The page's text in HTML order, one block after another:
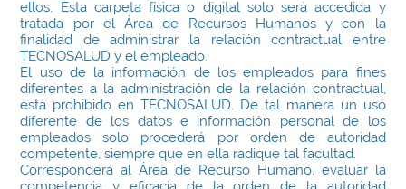
ellos. Esta carpeta física o digital solo será accedida y
tratada por el Área de Recursos Humanos y con la
finalidad de administrar la relación contractual entre
TECNOSALUD y el empleado.
El uso de la información de los empleados para fines
diferentes a la administración de la relación contractual,
está prohibido en TECNOSALUD. De tal manera un uso
diferente de los datos e información personal de los
empleados solo procederá por orden de autoridad
competente, siempre que en ella radique tal facultad.
Corresponderá al Área de Recurso Humano, evaluar la